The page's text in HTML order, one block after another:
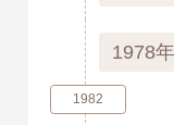
1978
1982